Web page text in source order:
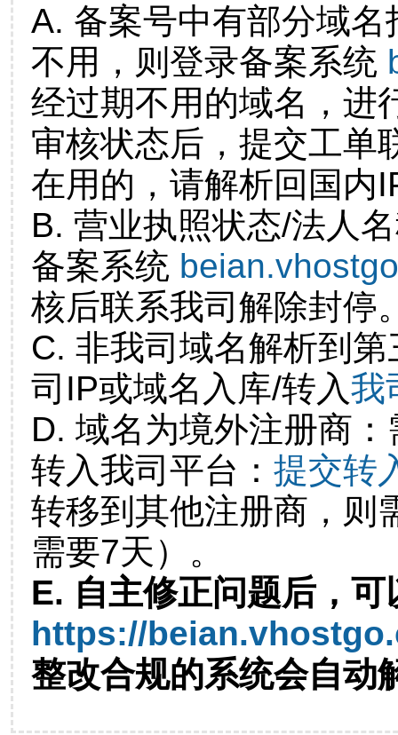
A. 备案号中有部分域
不用，则登录备案系统
经过期不用的域名，进
审核状态后，提交工单
在用的，请解析回国内
B. 营业执照状态/法人
备案系统
核后联系我司解除封停
C. 非我司域名解析到
司IP或域名入库/转入我
D. 域名为境外注册商
转入我司平台： 提交转
转移到其他注册商，则
需要7天）。
E. 自主修正问题后，可
https://
整改合规的系统会自动